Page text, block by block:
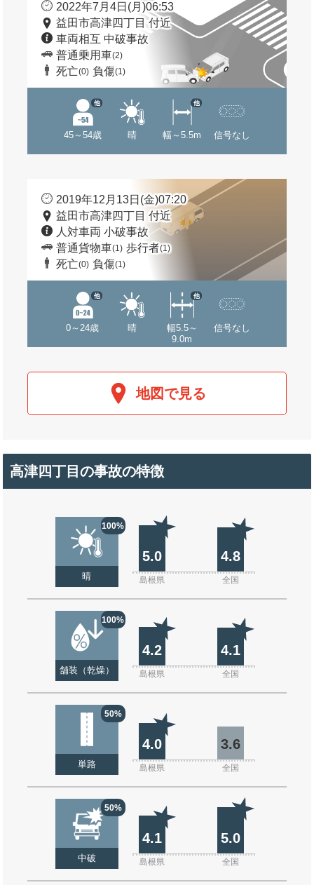
2022年7月4日(月)06:53
益田市高津四丁目 付近
車両相互 中破事故
普通乗用車(2)
死亡(0) 負傷(1)
45～54歳
他
晴 幅～5.5m
他
信号なし
2019年12月13日(金)07:20
益田市高津四丁目 付近
人対車両 小破事故
普通貨物車(1) 歩行者(1)
死亡(0) 負傷(1)
0～24歳
他
晴
幅5.5～
9.0m
他
信号なし
地図で見る
高津四丁目の事故の特徴
100%
晴
5.0 4.8
島根県 全国
100%
舗装（乾燥）
4.2 4.1
島根県 全国
50%
単路
4.0 3.6
島根県 全国
50%
中破
4.1 5.0
島根県 全国